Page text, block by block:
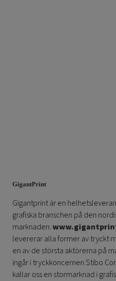
GigantPrint
Gigantprint är en
grafiska branschen på den
marknaden.
levererar alla former av tryckt
en av de största aktörerna på
ingår i tryckkoncernen Stibo
kallar oss en stormarknad i